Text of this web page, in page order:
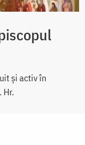
și activ în
Hr.